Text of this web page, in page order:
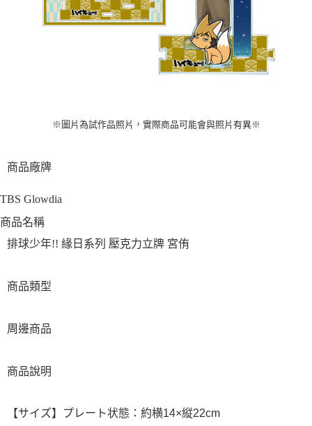
每筆NT$160，滿NT$3,000(含以上)免運費
東海門市自取，需自備購物袋取貨唷。
※圖片為試作品照片，實際商品可能會與照片有異※
商品廠牌
TBS Glowdia
商品名稱
排球少年!! 緣日系列 壓克力立牌 宮侑
商品類型
周邊商品
商品說明
【サイズ】プレート状態：約横14×縦22cm